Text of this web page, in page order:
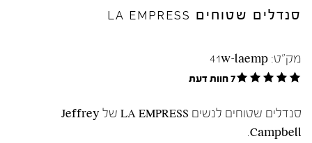
סנדלים שטוחים LA EMPRESS
מק"ט: 41w-laemp
7 חוות דעת
סנדלים שטוחים לנשים LA EMPRESS של Jeffrey
Campbell.